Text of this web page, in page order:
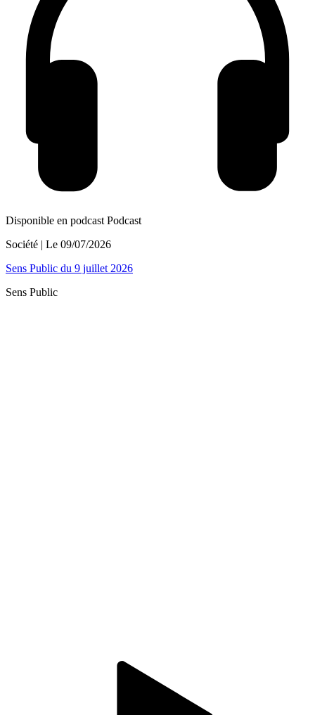
Disponible en podcast Podcast
Société | Le 09/07/2026
Sens Public du 9 juillet 2026
Sens Public